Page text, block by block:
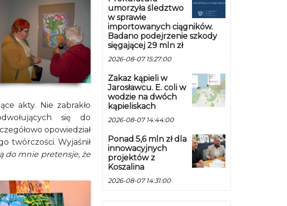
akty. Nie zabrakło
się do
opowiedział
twórczości. Wyjaśnił
do mnie pretensje, że
umorzyła śledztwo
w sprawie
importowanych ciągników.
Badano podejrzenie szkody
sięgającej 29 mln zł
2026-08-07 15:27:00
Zakaz kąpieli w
Jarosławcu. E. coli w
wodzie na dwóch
kąpieliskach
2026-08-07 14:44:00
Ponad 5,6 mln zł dla
innowacyjnych
projektów z
Koszalina
2026-08-07 14:31:00